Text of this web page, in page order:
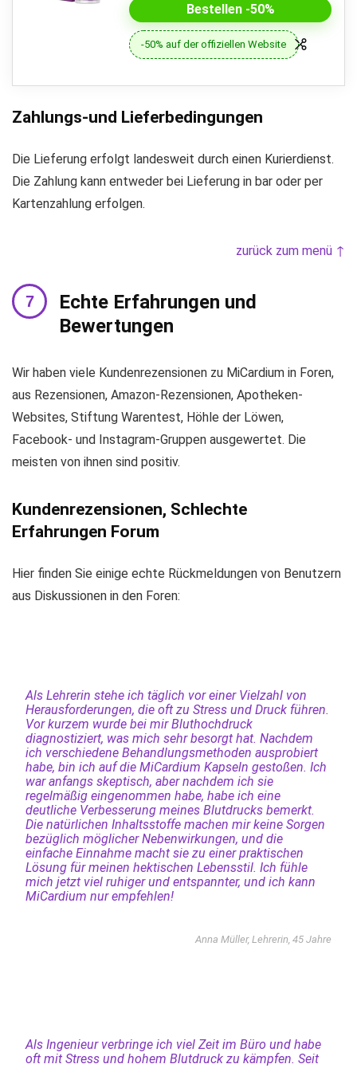
Bestellen -50%
-50% auf der offiziellen Website
Zahlungs-und Lieferbedingungen
Die Lieferung erfolgt landesweit durch einen Kurierdienst.
Die Zahlung kann entweder bei Lieferung in bar oder per
Kartenzahlung erfolgen.
zurück zum menü ↑
Echte Erfahrungen und
Bewertungen
Wir haben viele Kundenrezensionen zu MiCardium in Foren,
aus Rezensionen, Amazon-Rezensionen, Apotheken-
Websites, Stiftung Warentest, Höhle der Löwen,
Facebook- und Instagram-Gruppen ausgewertet. Die
meisten von ihnen sind positiv.
Kundenrezensionen, Schlechte
Erfahrungen Forum
Hier finden Sie einige echte Rückmeldungen von Benutzern
aus Diskussionen in den Foren:
Als Lehrerin stehe ich täglich vor einer Vielzahl von
Herausforderungen, die oft zu Stress und Druck führen.
Vor kurzem wurde bei mir Bluthochdruck
diagnostiziert, was mich sehr besorgt hat. Nachdem
ich verschiedene Behandlungsmethoden ausprobiert
habe, bin ich auf die MiCardium Kapseln gestoßen. Ich
war anfangs skeptisch, aber nachdem ich sie
regelmäßig eingenommen habe, habe ich eine
deutliche Verbesserung meines Blutdrucks bemerkt.
Die natürlichen Inhaltsstoffe machen mir keine Sorgen
bezüglich möglicher Nebenwirkungen, und die
einfache Einnahme macht sie zu einer praktischen
Lösung für meinen hektischen Lebensstil. Ich fühle
mich jetzt viel ruhiger und entspannter, und ich kann
MiCardium nur empfehlen!
Anna Müller, Lehrerin, 45 Jahre
Als Ingenieur verbringe ich viel Zeit im Büro und habe
oft mit Stress und hohem Blutdruck zu kämpfen. Seit